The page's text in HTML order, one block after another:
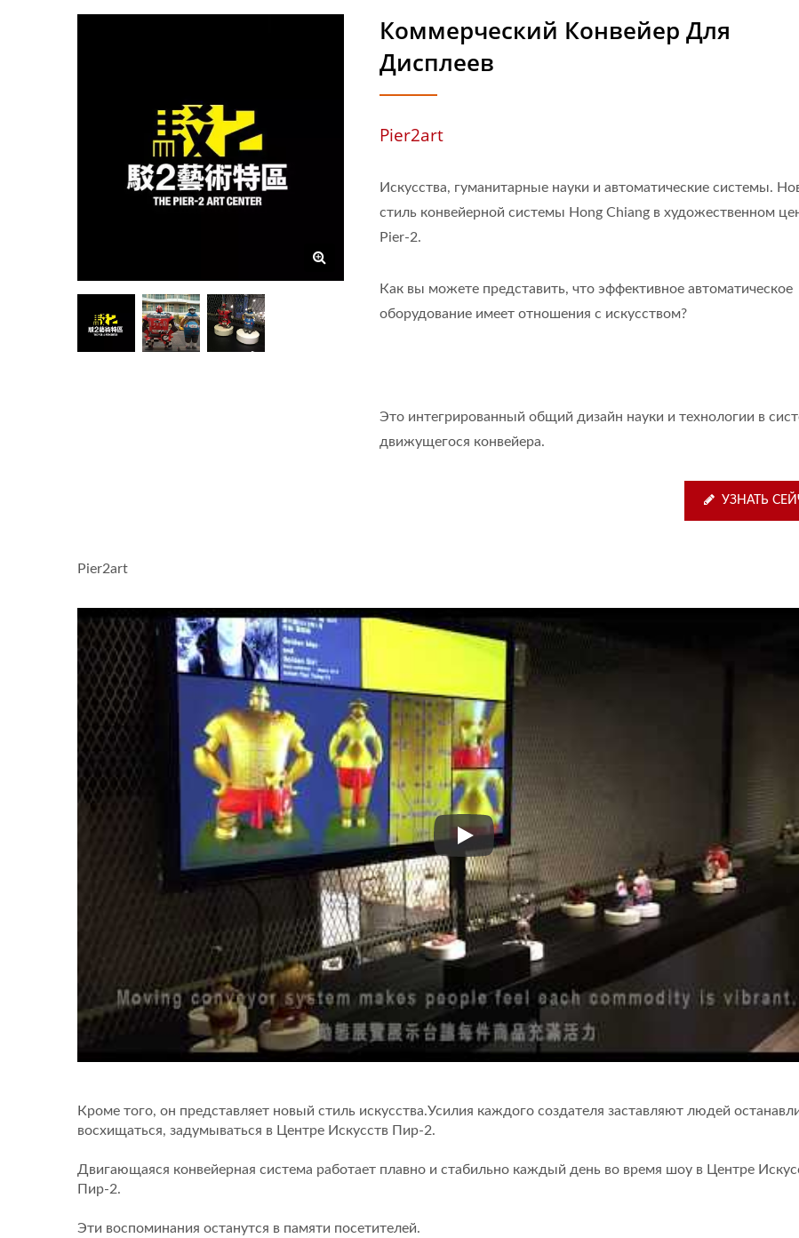
Коммерческий Конвейер Для
Дисплеев
Pier2art
Искусства, гуманитарные науки и автоматические системы.
стиль конвейерной системы Hong Chiang в художественном
Pier-2.
Как вы можете представить, что эффективное автоматическое
оборудование имеет отношения с искусством?
Это интегрированный общий дизайн науки и технологии в
движущегося конвейера.
УЗНАТЬ
Pier2art
Pier2art
Кроме того, он представляет новый стиль искусства.Усилия каждого создателя заставляют людей
восхищаться, задумываться в Центре Искусств Пир-2.
Двигающаяся конвейерная система работает плавно и стабильно каждый день во время шоу в Центре
Пир-2.
Эти воспоминания останутся в памяти посетителей.